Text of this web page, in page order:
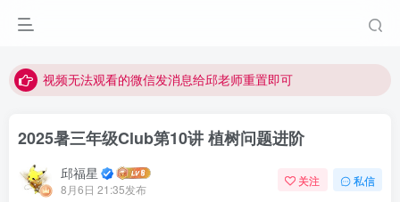
视频无法观看的微信发消息给邱老师重置即可
2025暑三年级Club第10讲 植树问题进阶
邱福星
8月6日 21:35发布
关注 私信